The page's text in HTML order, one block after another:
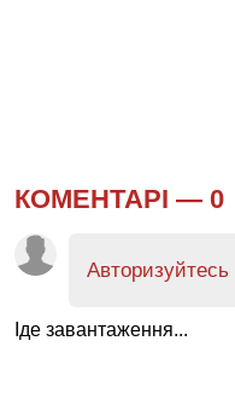
КОМЕНТАРІ — 0
Авторизуйтесь
Іде завантаження...